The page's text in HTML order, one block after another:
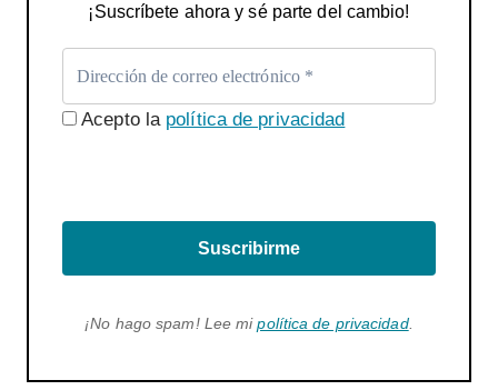
¡Suscríbete ahora y sé parte del cambio!
Acepto la política de privacidad
Suscribirme
¡No hago spam! Lee mipolítica de privacidad.